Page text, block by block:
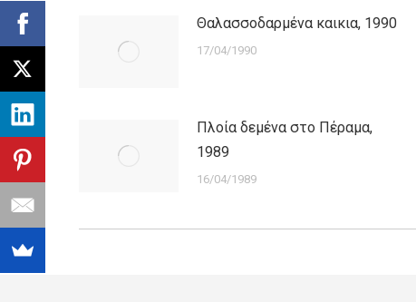
Θαλασσοδαρμένα καικια, 1990
17/04/1990
Πλοία δεμένα στο Πέραμα,
1989
16/04/1989